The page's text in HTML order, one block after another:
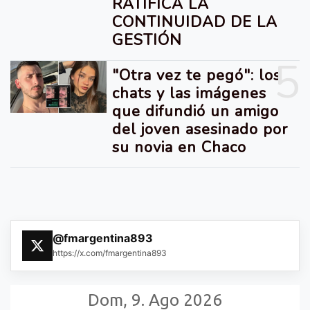
RATIFICA LA
CONTINUIDAD DE LA
GESTIÓN
5
"Otra vez te pegó": los
chats y las imágenes
que difundió un amigo
del joven asesinado por
su novia en Chaco
@fmargentina893
https://x.com/fmargentina893